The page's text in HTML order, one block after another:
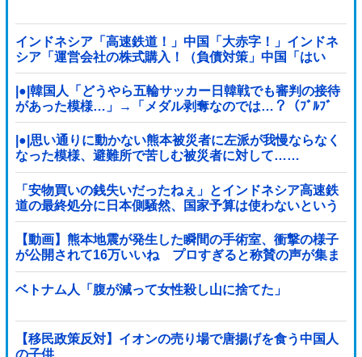
インドネシア「高速鉄道！」中国「大赤字！」インドネ
シア「運営会社の株式購入！（負債対策」中国「はい
（巨額負債」インドネシア「700km延伸計画！（実質中
止」→
|●|韓国人「どうやら五輪サッカー日韓戦でも審判の接待
があった模様…」→「メダル剥奪なのでは…？（ﾌﾞﾙﾌﾞ
ﾙ」＝韓国の反応
|●|思い通りに動かない熊本被災者に左派が我慢ならなく
なった模様、避難所で苦しむ被災者に対して……
「安物買いの銭失いだったねぇ」とインドネシア高速鉄
道の最終処分に日本側騒然、国家予算は使わないという
と何が財源なんだ？
【動画】熊本地震が発生した瞬間の手術室、衝撃の様子
が公開されて16万いいね プロすぎると称賛の声が集ま
る
ベトナム人「腹が減って女性殺し山に捨てた」
【移民政策反対】イオンの売り場で唐揚げを食う中国人
の子供